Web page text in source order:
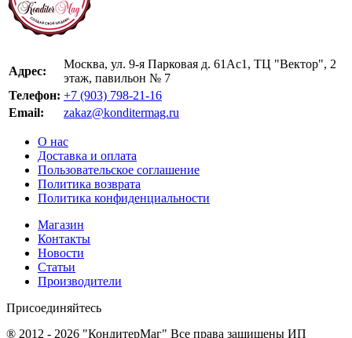
Адрес:
Москва, ул. 9-я Парковая д. 61Ас1, ТЦ "Вектор", 2
этаж, павильон № 7
Телефон: +7 (903) 798-21-16
Email:
zakaz@konditermag.ru
О нас
Доставка и оплата
Пользовательское соглашение
Политика возврата
Политика конфиденциальности
Магазин
Контакты
Новости
Статьи
Производители
Присоединяйтесь
® 2012 - 2026 "КондитерМаг" Все права защищены ИП